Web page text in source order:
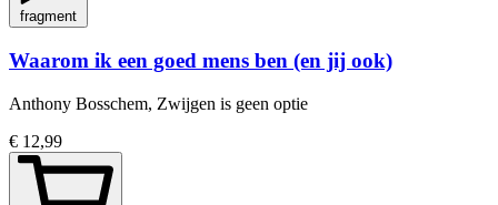
fragment
Waarom ik een goed mens ben (en jij ook)
Anthony Bosschem, Zwijgen is geen optie
€ 12,99